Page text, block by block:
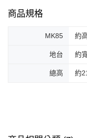
商品規格
MK85 約
地台 約
總高 約